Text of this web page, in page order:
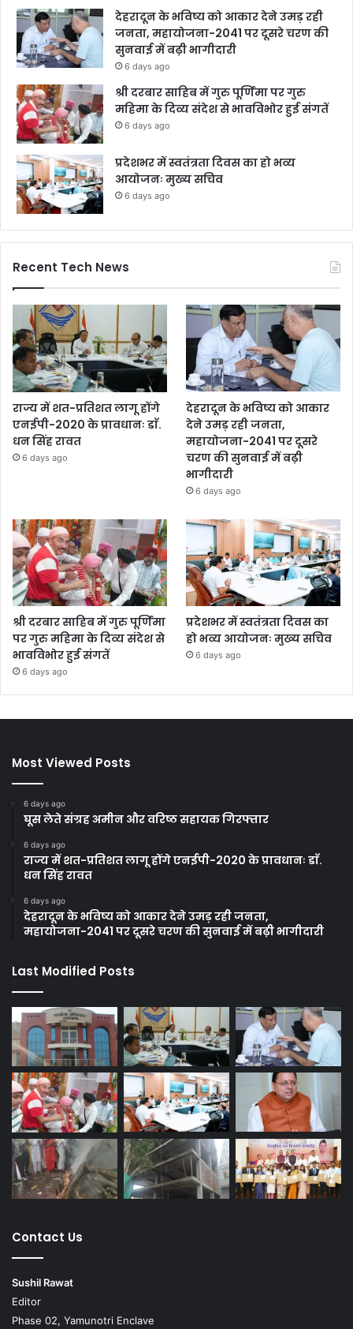
देहरादून के भविष्य को आकार देने उमड़ रही
जनता, महायोजना-2041 पर दूसरे चरण की
सुनवाई में बढ़ी भागीदारी
6 days ago
श्री दरबार साहिब में गुरु पूर्णिमा पर गुरु
महिमा के दिव्य संदेश से भावविभोर हुई संगतें
6 days ago
प्रदेशभर में स्वतंत्रता दिवस का हो भव्य
आयोजनः मुख्य सचिव
6 days ago
Recent Tech News
राज्य में शत-प्रतिशत लागू होंगे
एनईपी-2020 के प्रावधानः डाॅ.
धन सिंह रावत
6 days ago
देहरादून के भविष्य को आकार
देने उमड़ रही जनता,
महायोजना-2041 पर दूसरे
चरण की सुनवाई में बढ़ी
भागीदारी
6 days ago
श्री दरबार साहिब में गुरु पूर्णिमा
पर गुरु महिमा के दिव्य संदेश से
भावविभोर हुई संगतें
6 days ago
प्रदेशभर में स्वतंत्रता दिवस का
हो भव्य आयोजनः मुख्य सचिव
6 days ago
Most Viewed Posts
6 days ago
घूस लेते संग्रह अमीन और वरिष्ठ सहायक गिरफ्तार
6 days ago
राज्य में शत-प्रतिशत लागू होंगे एनईपी-2020 के प्रावधानः डाॅ.
धन सिंह रावत
6 days ago
देहरादून के भविष्य को आकार देने उमड़ रही जनता,
महायोजना-2041 पर दूसरे चरण की सुनवाई में बढ़ी भागीदारी
Last Modified Posts
Contact Us
Sushil Rawat
Editor
Phase 02, Yamunotri Enclave